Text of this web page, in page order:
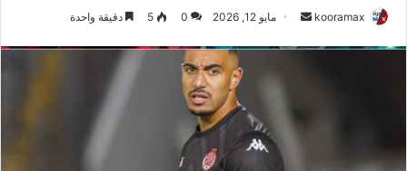
kooramax
ر
مايو 12, 2026 0
5 دقيقة واحدة